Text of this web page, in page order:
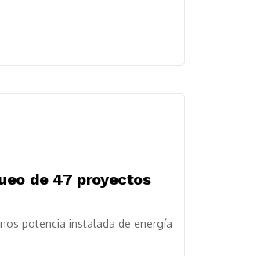
de 47 proyectos
potencia instalada de energía